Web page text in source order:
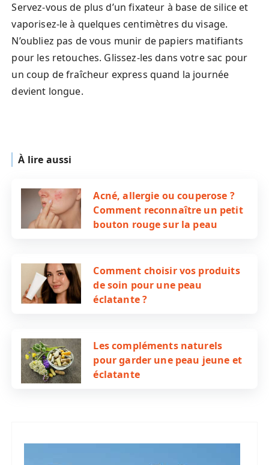
Servez-vous de plus d’un fixateur à base de silice et
vaporisez-le à quelques centimètres du visage.
N’oubliez pas de vous munir de papiers matifiants
pour les retouches. Glissez-les dans votre sac pour
un coup de fraîcheur express quand la journée
devient longue.
À lire aussi
Acné, allergie ou couperose ?
Comment reconnaître un petit
bouton rouge sur la peau
Comment choisir vos produits
de soin pour une peau
éclatante ?
Les compléments naturels
pour garder une peau jeune et
éclatante